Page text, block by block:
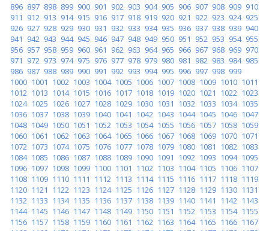
896 897 898 899 900 901 902 903 904 905 906 907 908 909 910
911 912 913 914 915 916 917 918 919 920 921 922 923 924 925
926 927 928 929 930 931 932 933 934 935 936 937 938 939 940
941 942 943 944 945 946 947 948 949 950 951 952 953 954 955
956 957 958 959 960 961 962 963 964 965 966 967 968 969 970
971 972 973 974 975 976 977 978 979 980 981 982 983 984 985
986 987 988 989 990 991 992 993 994 995 996 997 998 999
1000 1001 1002 1003 1004 1005 1006 1007 1008 1009 1010 1011
1012 1013 1014 1015 1016 1017 1018 1019 1020 1021 1022 1023
1024 1025 1026 1027 1028 1029 1030 1031 1032 1033 1034 1035
1036 1037 1038 1039 1040 1041 1042 1043 1044 1045 1046 1047
1048 1049 1050 1051 1052 1053 1054 1055 1056 1057 1058 1059
1060 1061 1062 1063 1064 1065 1066 1067 1068 1069 1070 1071
1072 1073 1074 1075 1076 1077 1078 1079 1080 1081 1082 1083
1084 1085 1086 1087 1088 1089 1090 1091 1092 1093 1094 1095
1096 1097 1098 1099 1100 1101 1102 1103 1104 1105 1106 1107
1108 1109 1110 1111 1112 1113 1114 1115 1116 1117 1118 1119
1120 1121 1122 1123 1124 1125 1126 1127 1128 1129 1130 1131
1132 1133 1134 1135 1136 1137 1138 1139 1140 1141 1142 1143
1144 1145 1146 1147 1148 1149 1150 1151 1152 1153 1154 1155
1156 1157 1158 1159 1160 1161 1162 1163 1164 1165 1166 1167